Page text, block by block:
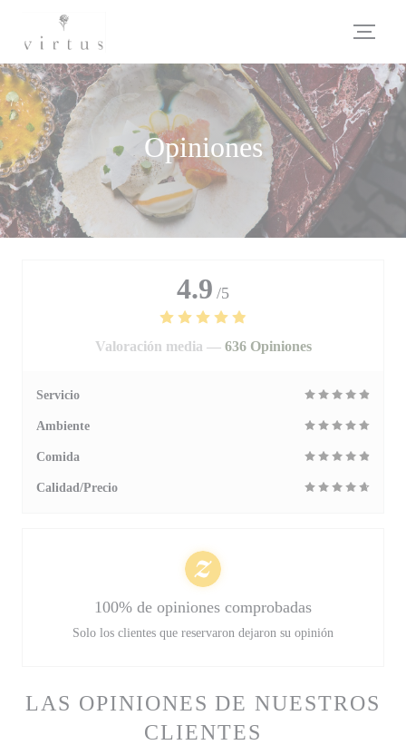
Opiniones
LAS OPINIONES DE NUESTROS
CLIENTES
4.9 /5
Valoración media — 636 Opiniones
Servicio
Ambiente
Comida
Calidad/Precio
100% de opiniones comprobadas
Solo los clientes que reservaron dejaron su opinión